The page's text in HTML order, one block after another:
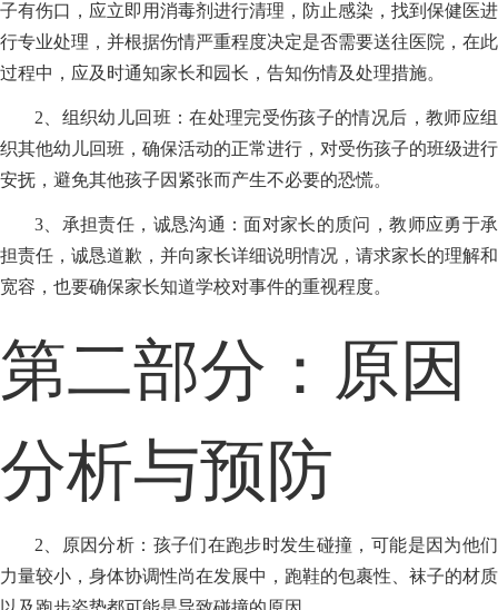
子有伤口，应立即用消毒剂进行清理，防止感染，找到保健医进
行专业处理，并根据伤情严重程度决定是否需要送往医院，在此
过程中，应及时通知家长和园长，告知伤情及处理措施。
2、组织幼儿回班：在处理完受伤孩子的情况后，教师应组
织其他幼儿回班，确保活动的正常进行，对受伤孩子的班级进行
安抚，避免其他孩子因紧张而产生不必要的恐慌。
3、承担责任，诚恳沟通：面对家长的质问，教师应勇于承
担责任，诚恳道歉，并向家长详细说明情况，请求家长的理解和
宽容，也要确保家长知道学校对事件的重视程度。
第二部分：原因
分析与预防
2、原因分析：孩子们在跑步时发生碰撞，可能是因为他们
力量较小，身体协调性尚在发展中，跑鞋的包裹性、袜子的材质